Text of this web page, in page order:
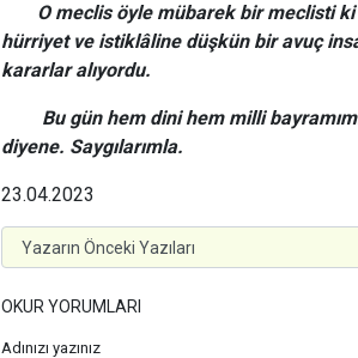
O meclis öyle mübarek bir meclisti ki
hürriyet ve istiklâline düşkün bir avuç
kararlar alıyordu.
Bu gün hem dini hem milli
diyene. Saygılarımla.
23.04.2023
OKUR YORUMLARI
Adınızı yazınız